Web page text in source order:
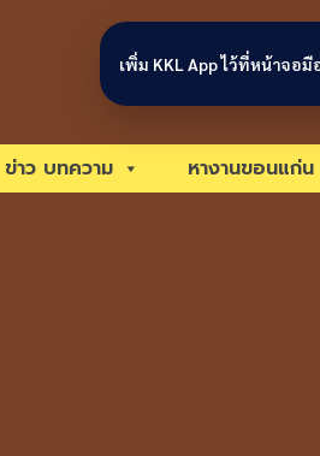
ข่าว บทความ หางานขอนแก่น
เพิ่ม KKL App ไว้ที่หน้าจอ